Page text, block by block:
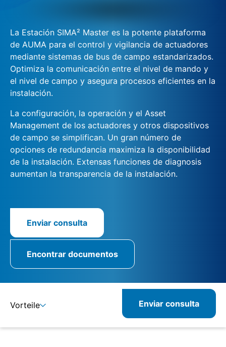
La Estación SIMA² Master es la potente plataforma
de AUMA para el control y vigilancia de actuadores
mediante sistemas de bus de campo estandarizados.
Optimiza la comunicación entre el nivel de mando y
el nivel de campo y asegura procesos eficientes en la
instalación.
La configuración, la operación y el Asset
Management de los actuadores y otros dispositivos
de campo se simplifican. Un gran número de
opciones de redundancia maximiza la disponibilidad
de la instalación. Extensas funciones de diagnosis
aumentan la transparencia de la instalación.
Enviar consulta
Encontrar documentos
Vorteile Enviar consulta